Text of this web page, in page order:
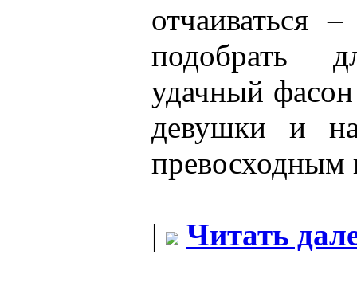
отчаиваться
подобрать
удачный
девушки и
| Читать